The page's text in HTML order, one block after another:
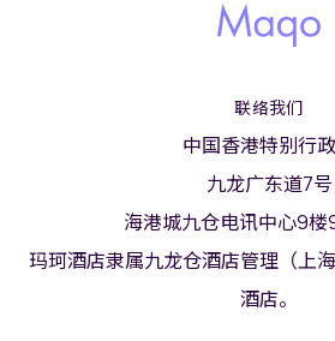
联络我们
中国香港特别行
九龙广东道7号
海港城九仓电讯中心9楼
玛珂酒店隶属九龙仓酒店管理（上
酒店。